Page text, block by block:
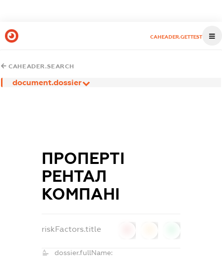
CAHEADER.GETTEST
CAHEADER.SEARCH
document.dossier
ПРОПЕРТІ
РЕНТАЛ
КОМПАНІ
riskFactors.title
dossier.fullName: